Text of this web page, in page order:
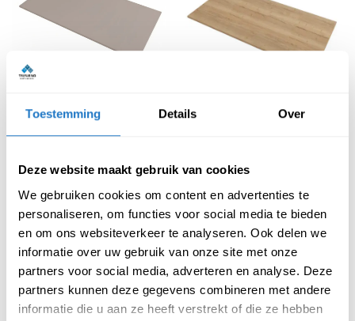
Toestemming Details Over
Deze website maakt gebruik van cookies
We gebruiken cookies om content en advertenties te
personaliseren, om functies voor social media te bieden
en om ons websiteverkeer te analyseren. Ook delen we
informatie over uw gebruik van onze site met onze
partners voor social media, adverteren en analyse. Deze
partners kunnen deze gegevens combineren met andere
informatie die u aan ze heeft verstrekt of die ze hebben
Taupe bureaublad
€90,00
Halifax eiken
(Incl. btw